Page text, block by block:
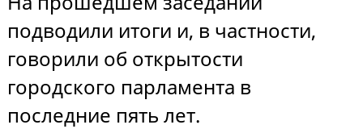
подводили итоги и, в частности,
говорили об открытости
городского парламента в
последние пять лет.